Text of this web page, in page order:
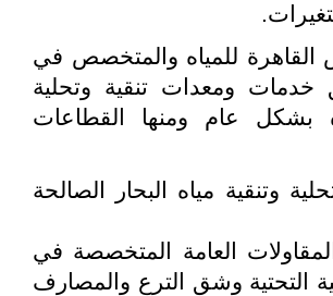
القاهرة للمياه والمتخصص في
ومعدات تنقية وتحلية
بشكل عام ومنها القطاعات
وتنقية مياه البحار الصالحة
العامة المتخصصة في
التحتية وشق الترع والمصارف